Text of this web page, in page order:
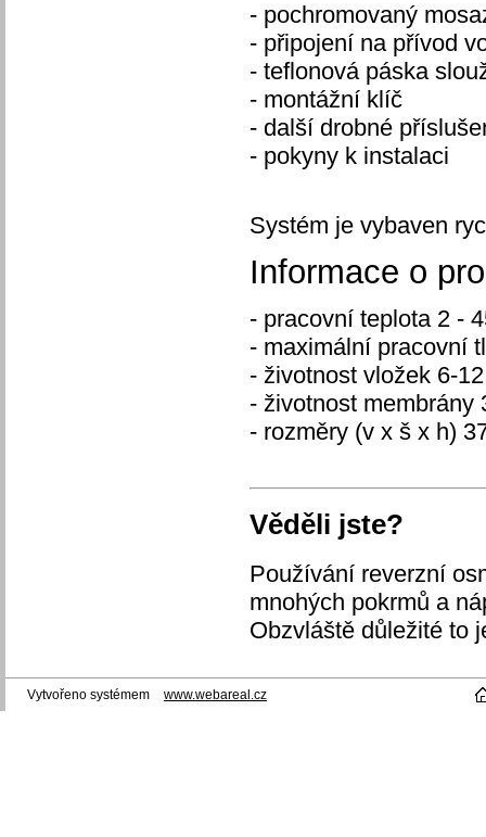
- pochromovaný
- připojení na přívod
- teflonová páska
- montážní klíč
- další drobné
- pokyny k instalaci
Systém je vybaven
Informace o
- pracovní teplota 2 -
- maximální pracovní
- životnost vložek 6-
- životnost membrány
- rozměry (v x š x h)
Věděli jste?
Používání reverzní
mnohých pokrmů a
Obzvláště důležité to
Vytvořeno systémem www.webareal.cz